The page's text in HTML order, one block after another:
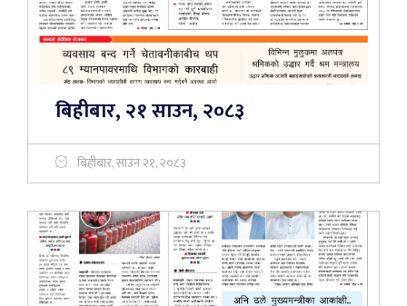
बिहीबार, २१ साउन, २०८३
बिहीबार, साउन २१, २०८३